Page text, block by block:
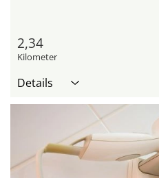
2,34
Kilometer
Details